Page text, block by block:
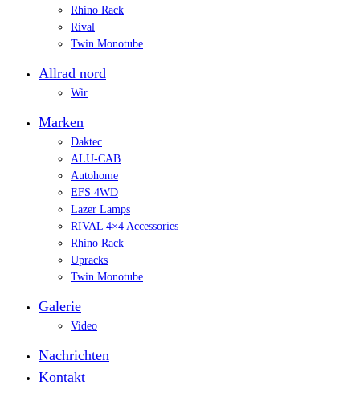
Rhino Rack
Rival
Twin Monotube
Allrad nord
Wir
Marken
Daktec
ALU-CAB
Autohome
EFS 4WD
Lazer Lamps
RIVAL 4×4 Accessories
Rhino Rack
Upracks
Twin Monotube
Galerie
Video
Nachrichten
Kontakt